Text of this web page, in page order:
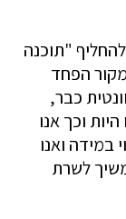
"תוכנה
הפחד
כבר,
וכך אנו
במידה ואנו
לשרת